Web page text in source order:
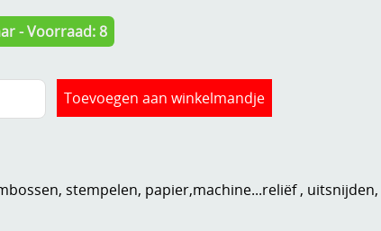
- Voorraad: 8
stempelen, papier,machine...reliëf ,